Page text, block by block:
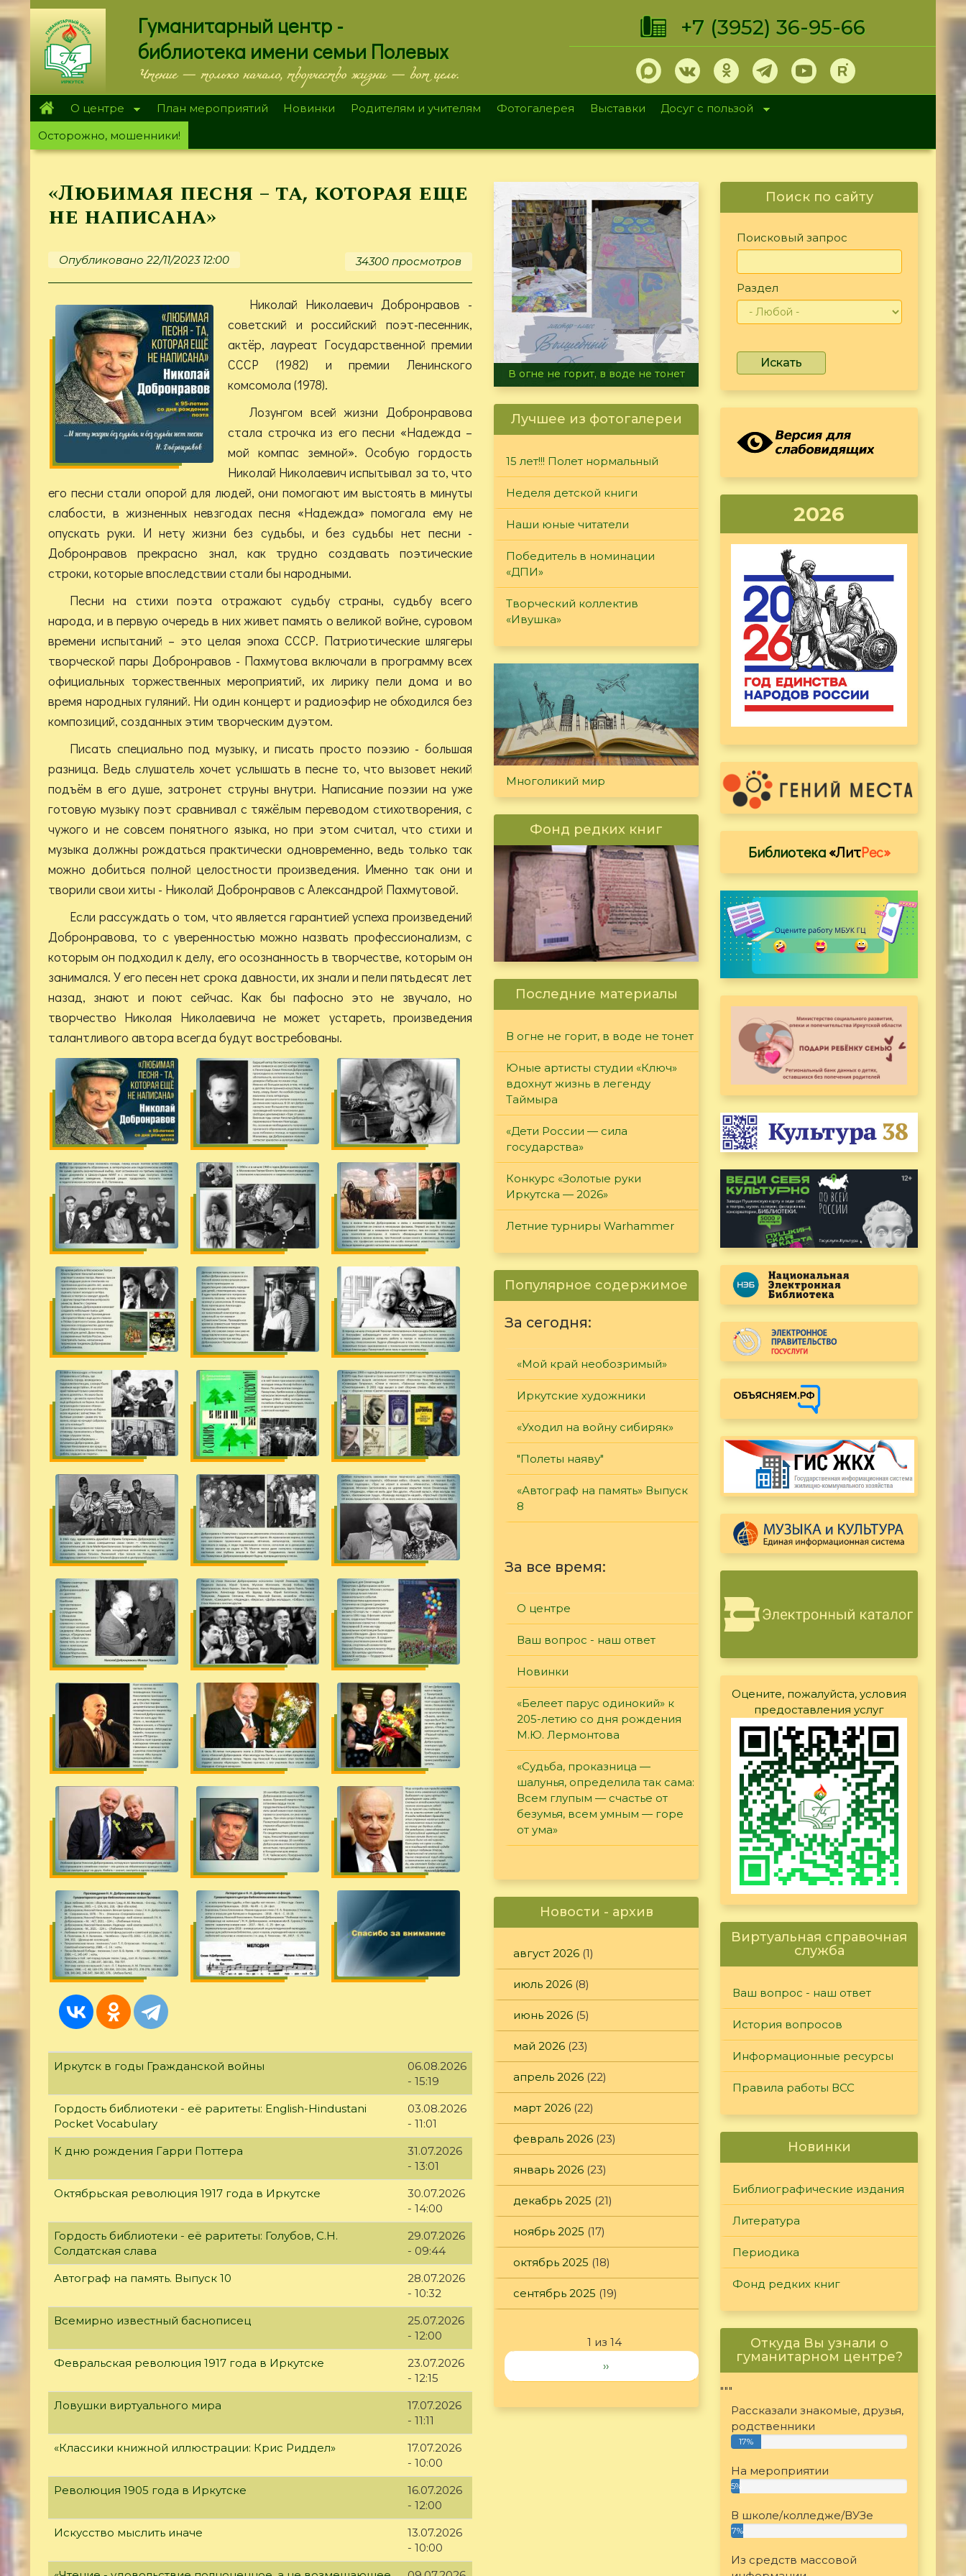
Перейти
к
основному
содержанию
Гуманитарный центр -
библиотека имени семьи Полевых
Чтение — только начало, творчество жизни — вот цель.
+7 (3952) 36-95-66
О центре План мероприятий Новинки Родителям и учителям Фотогалерея Выставки
Досуг с пользой
Осторожно, мошенники!
«Любимая песня – та, которая еще
не написана»
Опубликовано 22/11/2023 12:00 34300 просмотров
Николай Николаевич Добронравов -
советский и российский поэт-песенник,
актёр, лауреат Государственной премии
СССР (1982) и премии Ленинского
комсомола (1978).
Лозунгом всей жизни Добронравова
стала строчка из его песни «Надежда –
мой компас земной». Особую гордость
Николай Николаевич испытывал за то, что
его песни стали опорой для людей, они помогают им выстоять в минуты
слабости, в жизненных невзгодах песня «Надежда» помогала ему не
опускать руки. И нету жизни без судьбы, и без судьбы нет песни -
Добронравов прекрасно знал, как трудно создавать поэтические
строки, которые впоследствии стали бы народными.
Песни на стихи поэта отражают судьбу страны, судьбу всего
народа, и в первую очередь в них живет память о великой войне, суровом
времени испытаний – это целая эпоха СССР. Патриотические шлягеры
творческой пары Добронравов - Пахмутова включали в программу всех
официальных торжественных мероприятий, их лирику пели дома и во
время народных гуляний. Ни один концерт и радиоэфир не обходился без
композиций, созданных этим творческим дуэтом.
Писать специально под музыку, и писать просто поэзию - большая
разница. Ведь слушатель хочет услышать в песне то, что вызовет некий
подъём в его душе, затронет струны внутри. Написание поэзии на уже
готовую музыку поэт сравнивал с тяжёлым переводом стихотворения, с
чужого и не совсем понятного языка, но при этом считал, что стихи и
музыка должны рождаться практически одновременно, ведь только так
можно добиться полной целостности произведения. Именно так они и
творили свои хиты - Николай Добронравов с Александрой Пахмутовой.
Если рассуждать о том, что является гарантией успеха произведений
Добронравова, то с уверенностью можно назвать профессионализм, с
которым он подходил к делу, его осознанность в творчестве, которым он
занимался. У его песен нет срока давности, их знали и пели пятьдесят лет
назад, знают и поют сейчас. Как бы пафосно это не звучало, но
творчество Николая Николаевича не может устареть, произведения
талантливого автора всегда будут востребованы.
Иркутск в годы Гражданской войны
06.08.2026
- 15:19
Гордость библиотеки - её раритеты: English-Hindustani
Pocket Vocabulary
03.08.2026
- 11:01
К дню рождения Гарри Поттера
31.07.2026
- 13:01
Октябрьская революция 1917 года в Иркутске
30.07.2026
- 14:00
Гордость библиотеки - её раритеты: Голубов, С.Н.
Солдатская слава
29.07.2026
- 09:44
Автограф на память. Выпуск 10
28.07.2026
- 10:32
Всемирно известный баснописец
25.07.2026
- 12:00
Февральская революция 1917 года в Иркутске
23.07.2026
- 12:15
Ловушки виртуального мира
17.07.2026
- 11:11
«Классики книжной иллюстрации: Крис Риддел»
17.07.2026
- 10:00
Революция 1905 года в Иркутске
16.07.2026
- 12:00
Искусство мыслить иначе
13.07.2026
- 10:00
Летние турниры Warhammer
Лучшее из фотогалереи
15 лет!!! Полет нормальный
Неделя детской книги
Наши юные читатели
Победитель в номинации
«ДПИ»
Творческий коллектив
«Ивушка»
Многоликий мир
Фонд редких книг
Последние материалы
В огне не горит, в воде не тонет
Юные артисты студии «Ключ»
вдохнут жизнь в легенду
Таймыра
«Дети России — сила
государства»
Конкурс «Золотые руки
Иркутска — 2026»
Летние турниры Warhammer
Популярное содержимое
За сегодня:
«Мой край необозримый»
Иркутские художники
«Уходил на войну сибиряк»
"Полеты наяву"
«Автограф на память» Выпуск
8
За все время:
О центре
Ваш вопрос - наш ответ
Новинки
«Белеет парус одинокий» к
205-летию со дня рождения
М.Ю. Лермонтова
«Судьба, проказница —
шалунья, определила так сама:
Всем глупым — счастье от
безумья, всем умным — горе
от ума»
Новости - архив
август 2026 (1)
июль 2026 (8)
июнь 2026 (5)
май 2026 (23)
апрель 2026 (22)
март 2026 (22)
февраль 2026 (23)
январь 2026 (23)
декабрь 2025 (21)
ноябрь 2025 (17)
октябрь 2025 (18)
сентябрь 2025 (19)
1 из 14
››
Поиск по сайту
Поисковый запрос
Раздел
Искать
2026
Библиотека«ЛитРес»
Оцените, пожалуйста, условия
предоставления услуг
Виртуальная справочная
служба
Ваш вопрос - наш ответ
История вопросов
Информационные ресурсы
Правила работы ВСС
Новинки
Библиографические издания
Литература
Периодика
Фонд редких книг
Откуда Вы узнали о
гуманитарном центре?
"""
Рассказали знакомые, друзья,
родственники
17%
На мероприятии
5%
В школе/колледже/ВУЗе
7%
Из средств массовой